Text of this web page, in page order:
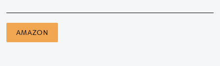
AMAZON